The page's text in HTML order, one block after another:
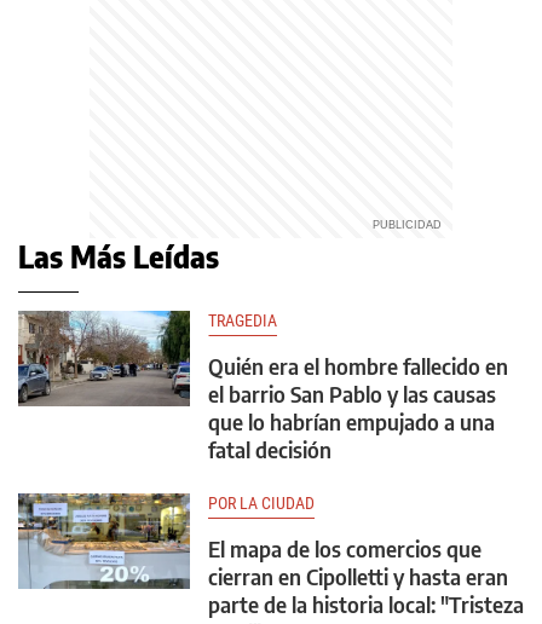
Las Más Leídas
TRAGEDIA
Quién era el hombre fallecido en
el barrio San Pablo y las causas
que lo habrían empujado a una
fatal decisión
POR LA CIUDAD
El mapa de los comercios que
cierran en Cipolletti y hasta eran
parte de la historia local: "Tristeza